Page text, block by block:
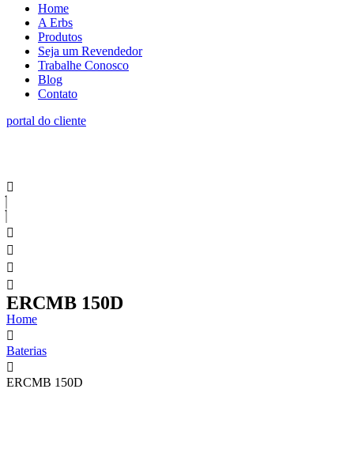
Home
A Erbs
Produtos
Seja um Revendedor
Trabalhe Conosco
Blog
Contato
portal do cliente
ERCMB 150D
Home
Baterias
ERCMB 150D